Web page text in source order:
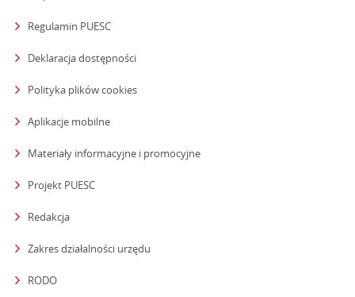
Regulamin PUESC
Deklaracja dostępności
Polityka plików cookies
Aplikacje mobilne
Materiały informacyjne i promocyjne
Projekt PUESC
Redakcja
Zakres działalności urzędu
RODO